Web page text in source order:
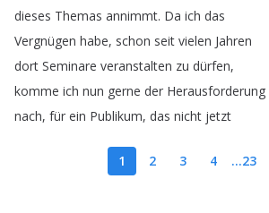
dieses Themas annimmt. Da ich das
Vergnügen habe, schon seit vielen Jahren
dort Seminare veranstalten zu dürfen,
komme ich nun gerne der Herausforderung
nach, für ein Publikum, das nicht jetzt
1 2 3 4 ...23